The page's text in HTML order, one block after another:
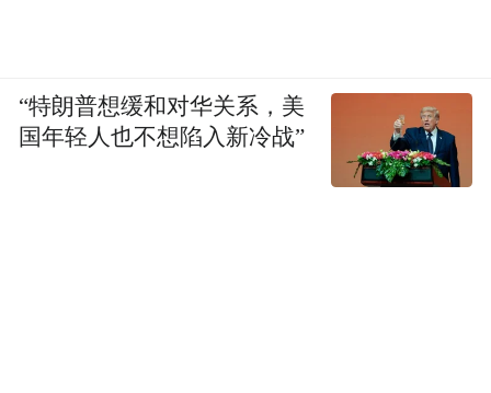
“特朗普想缓和对华关系，美
国年轻人也不想陷入新冷战”